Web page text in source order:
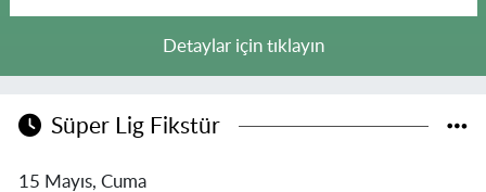
Detaylar için tıklayın
Süper Lig Fikstür
15 Mayıs, Cuma